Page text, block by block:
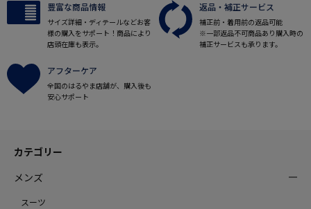
豊富な商品情報
サイズ詳細・ディテールなどお客
様の購入をサポート！商品により
店頭在庫も表示。
返品・補正サービス
補正前・着用前の返品可能
※一部返品不可商品あり購入時の
補正サービスも承ります。
アフターケア
全国のはるやま店舗が、購入後も
安心サポート
カテゴリー
メンズ
スーツ